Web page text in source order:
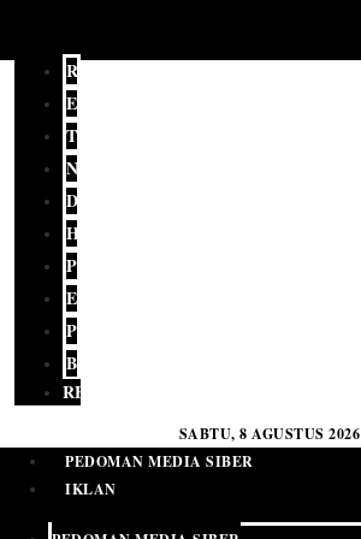
REDAKSI
EDITORIAL
TERKINI
NASIONAL
DAERAH
HUKUM
POLITIK
EKONOMI
PENDIDIKAN
BUDAYA
RELIGI
SABTU, 8 AGUSTUS 2026
PEDOMAN MEDIA SIBER
IKLAN